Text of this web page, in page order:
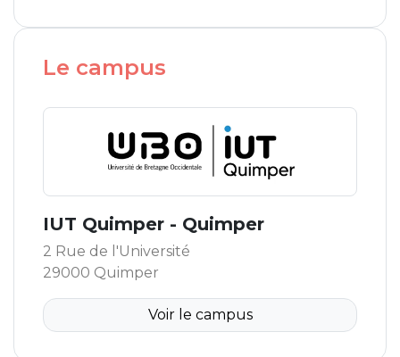
Le campus
IUT Quimper - Quimper
2 Rue de l'Université
29000 Quimper
Voir le campus